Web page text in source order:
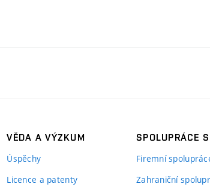
VĚDA A VÝZKUM
Úspěchy
Licence a patenty
SPOLUPRÁCE
Firemní
Zahraniční